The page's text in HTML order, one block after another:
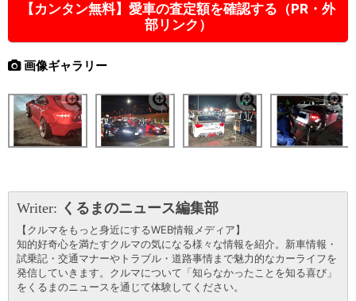
【カンタン無料】愛車の査定額を確認する（PR・外
部リンク）
画像ギャラリー
Writer: くるまのニュース編集部
【クルマをもっと身近にするWEB情報メディア】
知的好奇心を満たすクルマの気になる様々な情報を紹介。新車情報・
試乗記・交通マナーやトラブル・道路事情まで魅力的なカーライフを
発信していきます。クルマについて「知らなかったことを知る喜び」
をくるまのニュースを通じて体験してください。